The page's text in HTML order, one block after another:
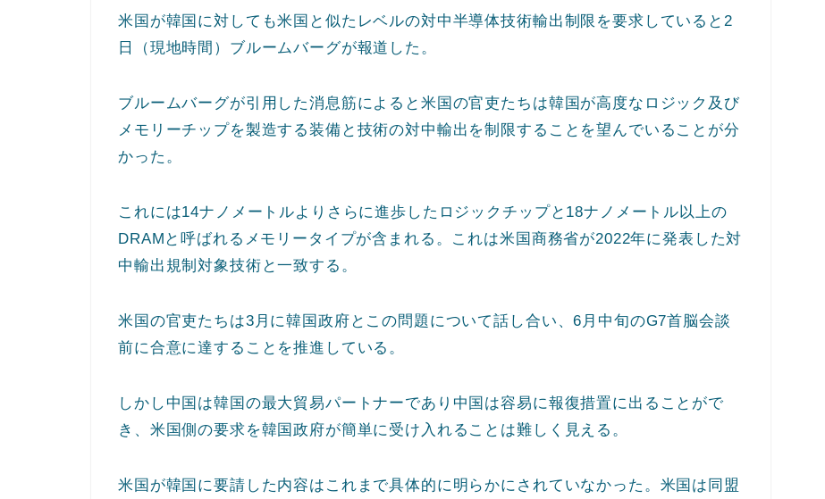
米国が韓国に対しても米国と似たレベルの対中半導体技術輸出制限を要求していると2
日（現地時間）ブルームバーグが報道した。
ブルームバーグが引用した消息筋によると米国の官吏たちは韓国が高度なロジック及び
メモリーチップを製造する装備と技術の対中輸出を制限することを望んでいることが分
かった。
これには14ナノメートルよりさらに進歩したロジックチップと18ナノメートル以上の
DRAMと呼ばれるメモリータイプが含まれる。これは米国商務省が2022年に発表した対
中輸出規制対象技術と一致する。
米国の官吏たちは3月に韓国政府とこの問題について話し合い、6月中旬のG7首脳会談
前に合意に達することを推進している。
しかし中国は韓国の最大貿易パートナーであり中国は容易に報復措置に出ることがで
き、米国側の要求を韓国政府が簡単に受け入れることは難しく見える。
米国が韓国に要請した内容はこれまで具体的に明らかにされていなかった。米国は同盟